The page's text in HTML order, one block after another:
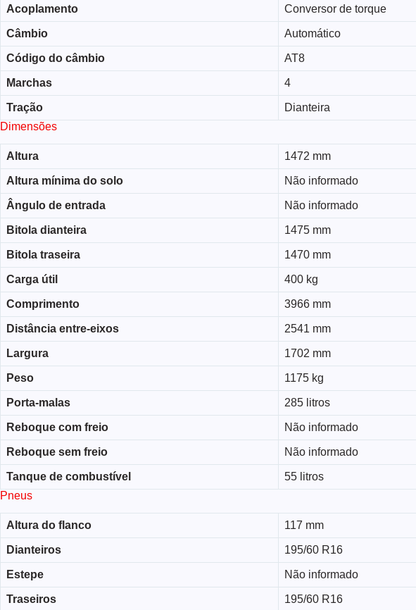
Acoplamento Conversor de torque
Câmbio Automático
Código do câmbio AT8
Marchas 4
Tração
Dianteira
Dimensões
Altura 1472 mm
Altura mínima do solo Não informado
Ângulo de entrada Não informado
Bitola dianteira 1475 mm
Bitola traseira 1470 mm
Carga útil 400 kg
Comprimento 3966 mm
Distância entre-eixos 2541 mm
Largura 1702 mm
Peso 1175 kg
Porta-malas 285 litros
Reboque com freio Não informado
Reboque sem freio Não informado
Tanque de combustível
55 litros
Pneus
Altura do flanco 117 mm
Dianteiros 195/60 R16
Estepe Não informado
Traseiros
195/60 R16